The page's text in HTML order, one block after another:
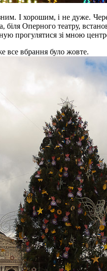
І хорошим, і не дуже.
біля Оперного театру,
прогулятися зі мною
все вбрання було жовте.